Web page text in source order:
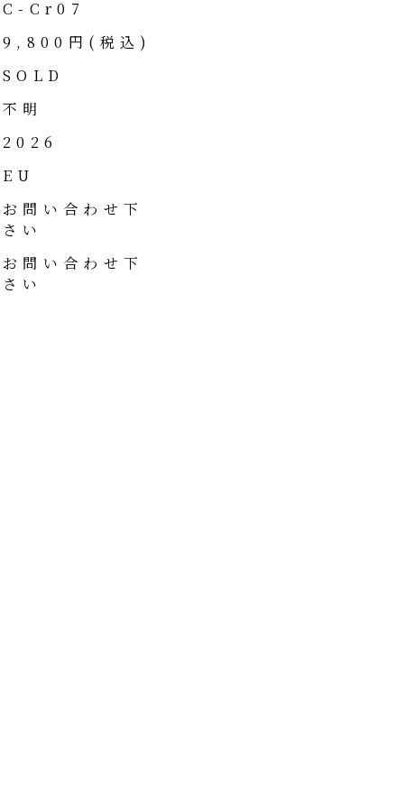
C-Cr07
9,800円(税込)
SOLD
不明
2026
EU
お問い合わせ下
さい
お問い合わせ下
さい